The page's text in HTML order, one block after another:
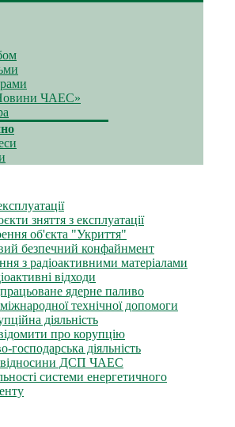
ЧАЕС»
зняття з експлуатації
об'єкта "Укриття"
безпечний конфайнмент
з радіоактивними матеріалами
відходи
ядерне паливо
технічної допомоги
діяльність
про корупцію
господарська діяльність
ДСП ЧАЕС
системи енергетичного